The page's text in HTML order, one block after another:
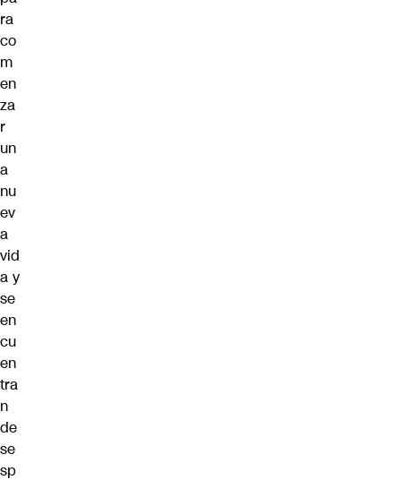
ra
co
m
en
za
r
un
a
nu
ev
a
vid
a y
se
en
cu
en
tra
n
de
se
sp